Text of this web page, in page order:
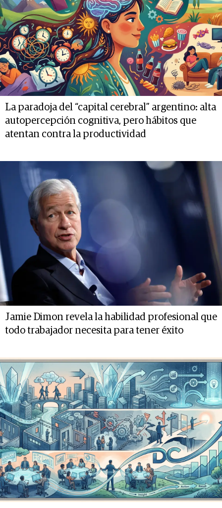
La paradoja del “capital cerebral” argentino: alta
autopercepción cognitiva, pero hábitos que
atentan contra la productividad
Jamie Dimon revela la habilidad profesional que
todo trabajador necesita para tener éxito